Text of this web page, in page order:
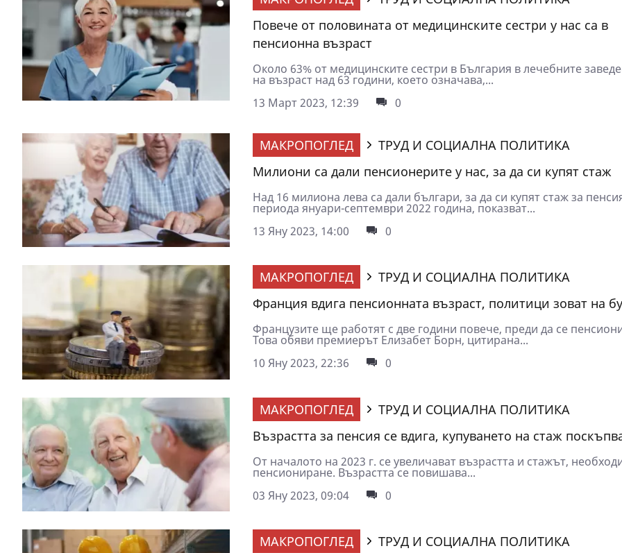
Повече от половината от медицинските сестри у нас са в
пенсионна възраст
Около 63% от медицинските сестри в България в лечебните
на възраст над 63 години, което означава,...
13 Март 2023, 12:39
0
МАКРОПОГЛЕД
ТРУД И СОЦИАЛНА ПОЛИТИКА
Милиони са дали пенсионерите у нас, за да си купят стаж
Над 16 милиона лева са дали българи, за да си купят стаж за
периода януари-септември 2022 година, показват...
13 Яну 2023, 14:00
0
МАКРОПОГЛЕД
ТРУД И СОЦИАЛНА ПОЛИТИКА
Франция вдига пенсионната възраст, политици зоват на
Французите ще работят с две години повече, преди да се
Това обяви премиерът Елизабет Борн, цитирана...
10 Яну 2023, 22:36
0
МАКРОПОГЛЕД
ТРУД И СОЦИАЛНА ПОЛИТИКА
Възрастта за пенсия се вдига, купуването на стаж
От началото на 2023 г. се увеличават възрастта и стажът,
пенсиониране. Възрастта се повишава...
03 Яну 2023, 09:04
0
МАКРОПОГЛЕД
ТРУД И СОЦИАЛНА ПОЛИТИКА